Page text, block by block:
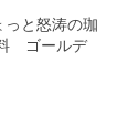
っと怒涛の珈
ゴールデ